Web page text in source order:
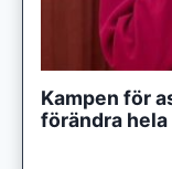
Kampen för
förändra